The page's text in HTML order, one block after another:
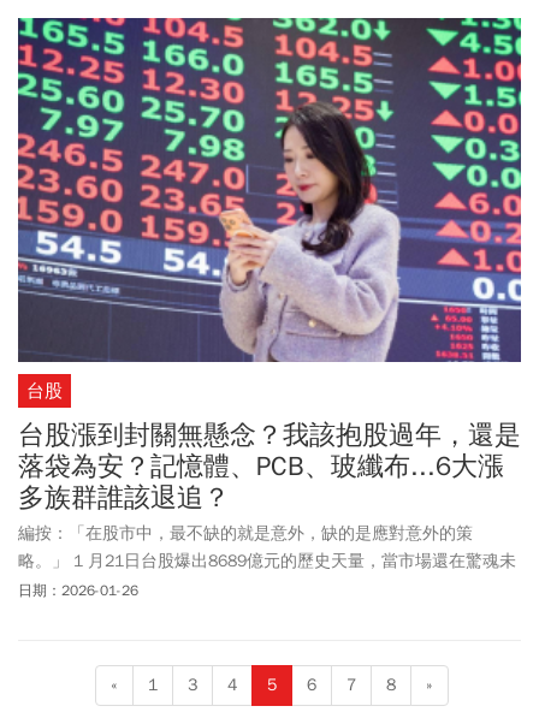
大互動場景。一文掌握賞櫻攻略！
台股
台股漲到封關無懸念？我該抱股過年，還是
落袋為安？記憶體、PCB、玻纖布...6大漲
多族群誰該退追？
編按：「在股市中，最不缺的就是意外，缺的是應對意外的策
略。」 1 月21日台股爆出8689億元的歷史天量，當市場還在驚魂未
定、擔憂關稅戰引發空頭反轉時，川普的一席話又讓盤勢在短短24
本文深度解析盤面6大熱門族群，從具備技術護城河的「中砂」，到
近期最火熱但乖離已大的「低軌衛星」與「電力概念股」，幫你梳
日期：2026-01-26
« 1 3 4 5 6 7 8 »